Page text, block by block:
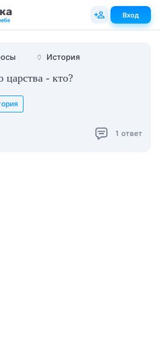
🏺 История
царства - кто?
1 ответ
Вход